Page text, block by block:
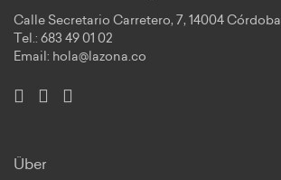
Calle Secretario Carretero, 7, 14004 Córdoba
Tel.: 683 49 01 02
Email: hola@lazona.co
Über